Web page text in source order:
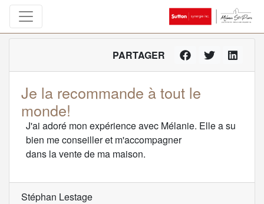
PARTAGER
Je la recommande à tout le
monde!
J'ai adoré mon expérience avec Mélanie. Elle a su
bien me conseiller et m'accompagner
dans la vente de ma maison.
Stéphan Lestage